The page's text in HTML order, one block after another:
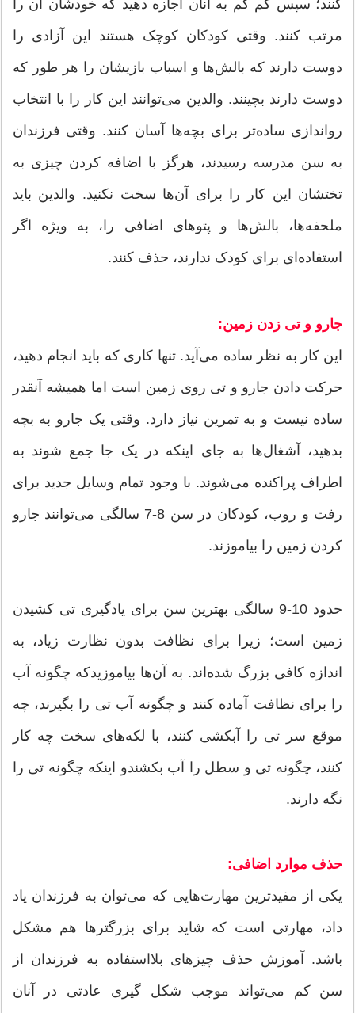
کنند؛ سپس کم کم به آنان اجازه دهید که خودشان آن را
مرتب کنند. وقتی کودکان کوچک هستند این آزادی را
دوست دارند که بالش‌ها و اسباب بازیشان را هر طور که
دوست دارند بچینند. والدین می‌توانند این کار را با انتخاب
رواندازی ساده‌تر برای بچه‌ها آسان کنند. وقتی فرزندان
به سن مدرسه رسیدند، هرگز با اضافه کردن چیزی به
تختشان این کار را برای آن‌ها سخت نکنید. والدین باید
ملحفه‌ها، بالش‌ها و پتوهای اضافی را، به ویژه اگر
استفاده‌ای برای کودک ندارند، حذف کنند.
جارو و تی زدن زمین:
این کار به نظر ساده می‌آید. تنها کاری که باید انجام دهید،
حرکت دادن جارو و تی روی زمین است اما همیشه آنقدر
ساده نیست و به تمرین نیاز دارد. وقتی یک جارو به بچه
بدهید، آشغال‌ها به جای اینکه در یک جا جمع شوند به
اطراف پراکنده می‌شوند. با وجود تمام وسایل جدید برای
رفت و روب، کودکان در سن 8-7 سالگی می‌توانند جارو
کردن زمین را بیاموزند.
حدود 10-9 سالگی بهترین سن برای یادگیری تی کشیدن
زمین است؛ زیرا برای نظافت بدون نظارت زیاد، به
اندازه کافی بزرگ شده‌اند. به آن‌ها بیاموزیدکه چگونه آب
را برای نظافت آماده کنند و چگونه آب تی را بگیرند، چه
موقع سر تی را آبکشی کنند، با لکه‌های سخت چه کار
کنند، چگونه تی و سطل را آب بکشندو اینکه چگونه تی را
نگه دارند.
حذف موارد اضافی:
یکی از مفید‌ترین مهارت‌هایی که می‌توان به فرزندان یاد
داد، مهارتی است که شاید برای بزرگتر‌ها هم مشکل
باشد. آموزش حذف چیزهای بلااستفاده به فرزندان از
سن کم می‌تواند موجب شکل گیری عادتی در آنان